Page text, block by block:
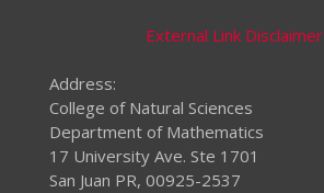
External Link Disclaimer
Address:
College of Natural Sciences
Department of Mathematics
17 University Ave. Ste 1701
San Juan PR, 00925-2537